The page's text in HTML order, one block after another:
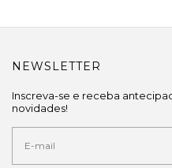
NEWSLETTER
Inscreva-se e receba
novidades!